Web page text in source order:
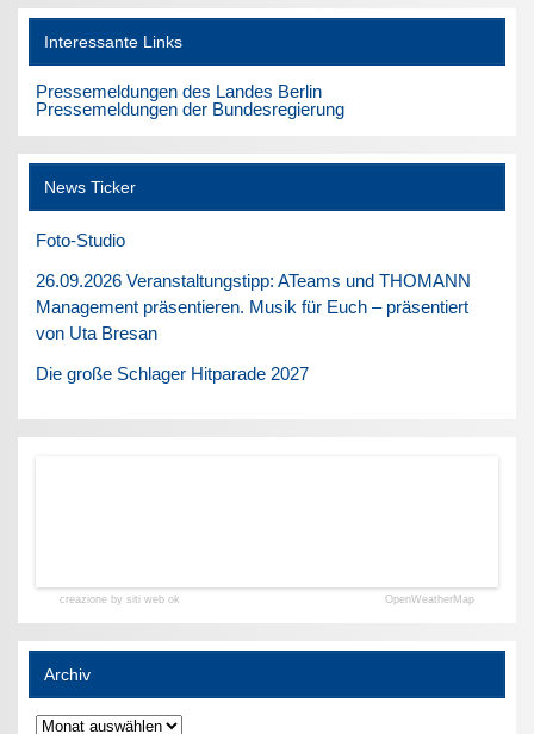
Interessante Links
Pressemeldungen des Landes Berlin
Pressemeldungen der Bundesregierung
News Ticker
Foto-Studio
26.09.2026 Veranstaltungstipp: ATeams und THOMANN
Management präsentieren. Musik für Euch – präsentiert
von Uta Bresan
Die große Schlager Hitparade 2027
creazione by siti web ok OpenWeatherMap
Archiv
Archiv